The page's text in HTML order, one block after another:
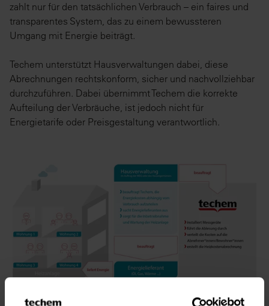
zahlt nur für den tatsächlichen Verbrauch – ein faires und
transparentes System, das zu einem bewussteren
Umgang mit Energie beiträgt.
Techem unterstützt Hausverwaltungen dabei, diese
Abrechnungen rechtskonform, sicher und nachvollziehbar
durchzuführen. Dabei übernimmt Techem die korrekte
Aufteilung der Verbräuche, ist jedoch nicht für
Energietarife oder Preisgestaltung verantwortlich.